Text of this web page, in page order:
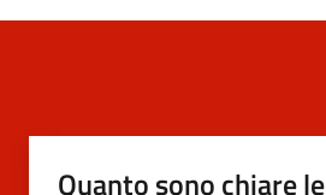
Quanto sono chiare le